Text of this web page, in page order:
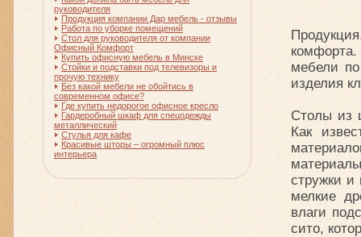
мебели
изделия
Столы из
Как
стружки и
мелкие
влаги
сито,
руководителя
Продукция компании Дар мебель - отзывы
Работа по уборке помещений
Стол для руководителя от компании
Офисный Комфорт
Купить офисную мебель в Минске
Стойки и подставки под телевизоры и
прочую технику
Без какой мебели не обойтись в
современном офисе?
Где купить недорогое офисное кресло
Гардеробный шкаф для спецодежды
металлический
Стулья для кафе
Красивые шторы – огромный плюс
интерьера